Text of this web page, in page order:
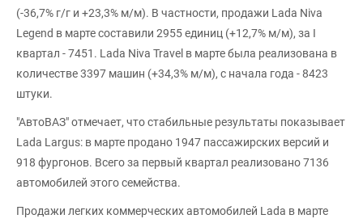
(-36,7% г/г и +23,3% м/м). В частности, продажи Lada Niva
Legend в марте составили 2955 единиц (+12,7% м/м), за I
квартал - 7451. Lada Niva Travel в марте была реализована в
количестве 3397 машин (+34,3% м/м), с начала года - 8423
штуки.
"АвтоВАЗ" отмечает, что стабильные результаты показывает
Lada Largus: в марте продано 1947 пассажирских версий и
918 фургонов. Всего за первый квартал реализовано 7136
автомобилей этого семейства.
Продажи легких коммерческих автомобилей Lada в марте